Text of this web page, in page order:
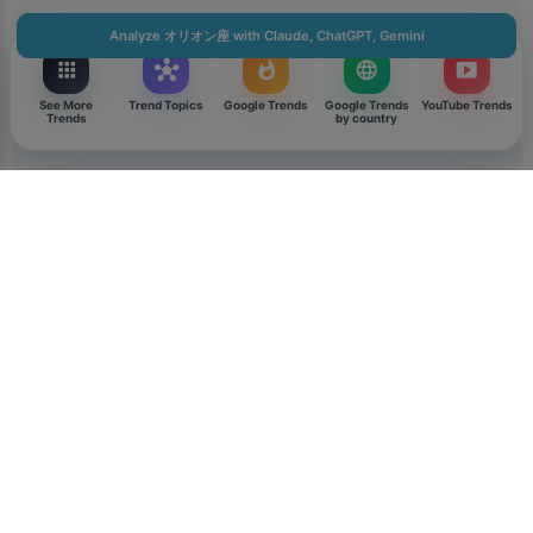
Download
Close
Analyze オリオン座 with Claude, ChatGPT, Gemini
apps
See More
Trends
hub
Trend Topics
whatshot
Google Trends
language
Google Trends
by country
smart_display
YouTube Trends